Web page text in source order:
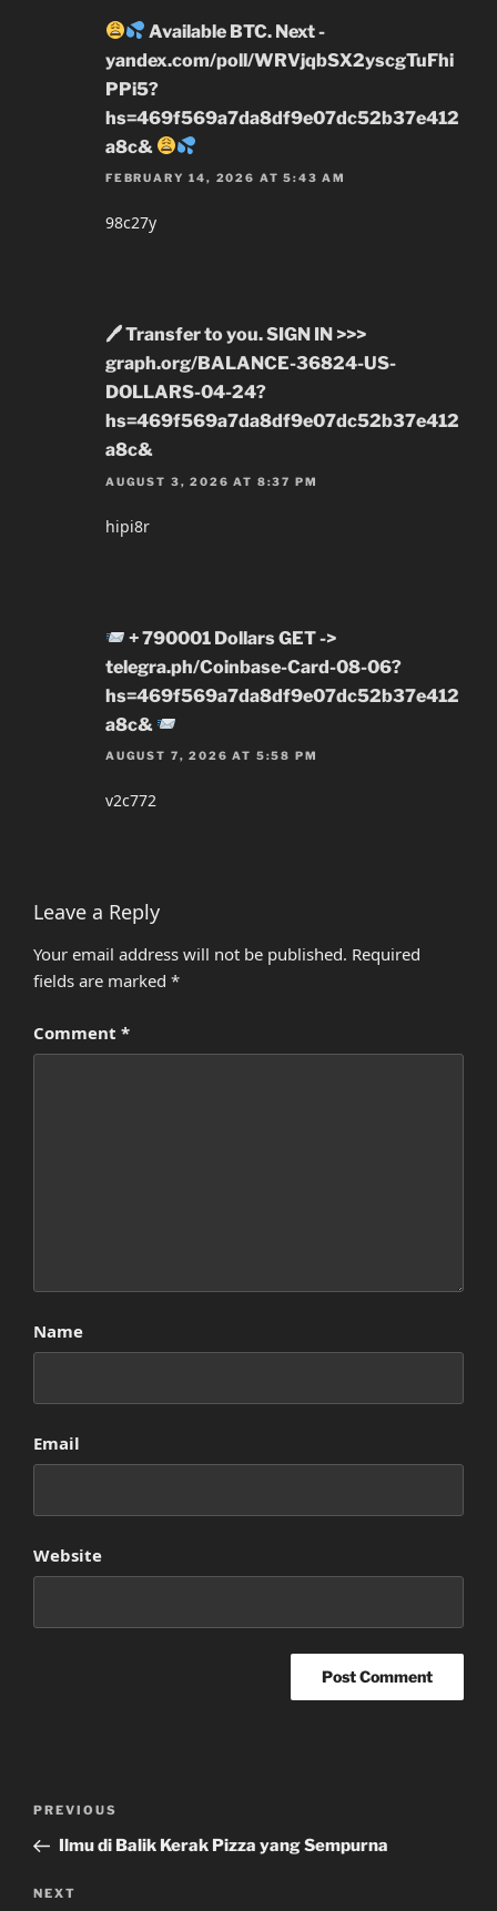
Available BTC. Next -
yandex.com/poll/WRVjqbSX2yscgTuFhi
PPi5?
hs=469f569a7da8df9e07dc52b37e412
a8c&
FEBRUARY 14, 2026 AT 5:43 AM
98c27y
🖊 Transfer to you. SIGN IN >>>
graph.org/BALANCE-36824-US-
DOLLARS-04-24?
hs=469f569a7da8df9e07dc52b37e412
a8c&
AUGUST 3, 2026 AT 8:37 PM
hipi8r
+ 790001 Dollars GET ->
telegra.ph/Coinbase-Card-08-06?
hs=469f569a7da8df9e07dc52b37e412
a8c&
AUGUST 7, 2026 AT 5:58 PM
v2c772
Leave a Reply
Your email address will not be published. Required
fields are marked *
Comment *
Name
Email
Website
Previous
Post
PREVIOUS
Ilmu di Balik Kerak Pizza yang Sempurna
Next
NEXT